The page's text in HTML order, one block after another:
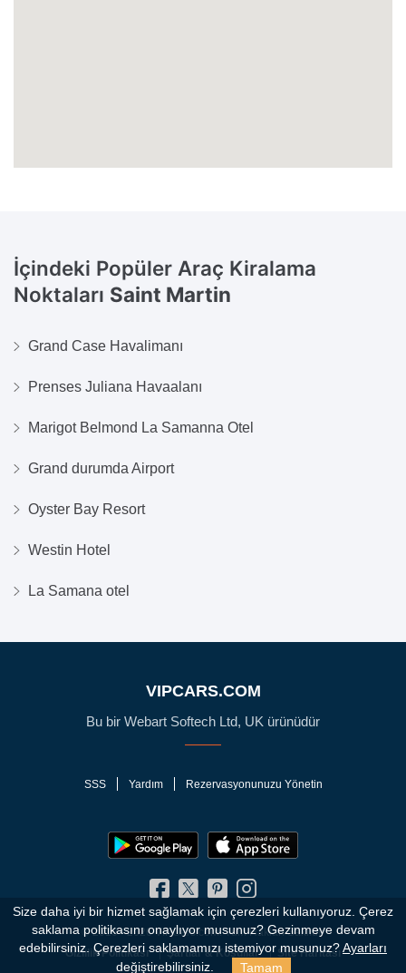
İçindeki Popüler Araç Kiralama
Noktaları Saint Martin
Grand Case Havalimanı
Prenses Juliana Havaalanı
Marigot Belmond La Samanna Otel
Grand durumda Airport
Oyster Bay Resort
Westin Hotel
La Samana otel
VIPCARS.COM
Bu bir Webart Softech Ltd, UK ürünüdür
SSS Yardım Rezervasyonunuzu Yönetin
Gizlilik Politikası Şartlar & Koşullar Site Haritası
© 2010 - 2026 VIPCars.com. Tüm Hakları Saklıdır
Size daha iyi bir hizmet sağlamak için çerezleri kullanıyoruz. Çerez
saklama politikasını onaylıyor musunuz?Gezinmeye devam
edebilirsiniz. Çerezleri saklamamızı istemiyor musunuz? Ayarları
değiştirebilirsiniz.
Tamam